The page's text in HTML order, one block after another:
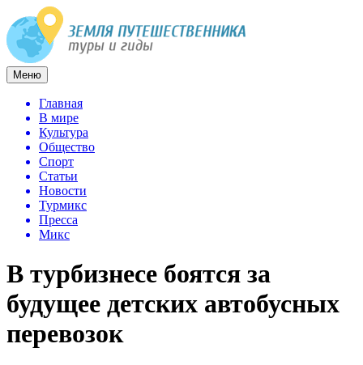
Меню
Главная
В мире
Культура
Общество
Спорт
Статьи
Новости
Турмикс
Пресса
Микс
В турбизнесе боятся за
будущее детских автобусных
перевозок